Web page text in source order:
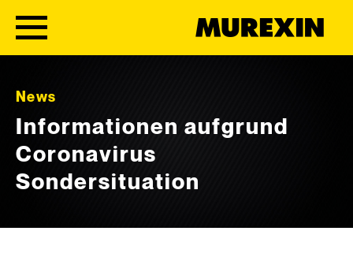
News
Informationen aufgrund
Coronavirus
Sondersituation